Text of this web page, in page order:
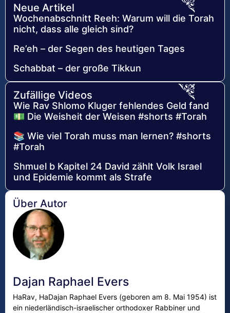
Neue Artikel
Wochenabschnitt Reeh: Warum will die Torah
nicht, dass alle gleich sind?
Re’eh – der Segen des heutigen Tages
Schabbat – der große Tikkun
Zufällige Videos
Wie Rav Shlomo Kluger fehlendes Geld fand
💵 Die Weisheit der Weisen #shorts #Torah
📚 Wie viel Torah muss man lernen? #shorts
#Torah
Shmuel b Kapitel 24 David zählt Volk Israel
und Epidemie kommt als Strafe
Über Autor
Dajan Raphael Evers
HaRav, HaDajan Raphael Evers (geboren am 8. Mai 1954) ist
ein niederländisch-israelischer orthodoxer Rabbiner und